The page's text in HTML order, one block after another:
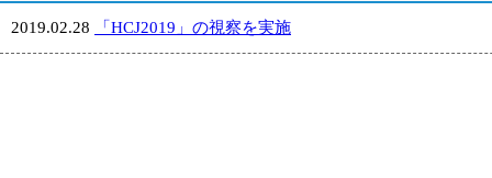
2019.02.28 「HCJ2019」の視察を実施